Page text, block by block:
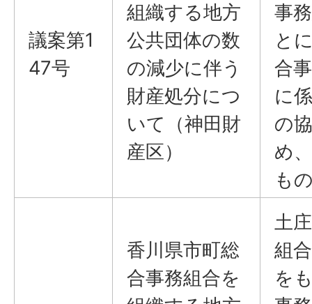
議案第1
47号
組織する地方
公共団体の数
の減少に伴う
財産処分につ
いて（神田財
産区）
事
と
合
に
の
め
も
香川県市町総
合事務組合を
土
組
を